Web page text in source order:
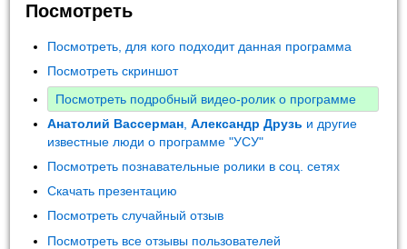
Посмотреть
Посмотреть, для кого подходит данная программа
Посмотреть скриншот
Посмотреть подробный видео-ролик о программе
Анатолий Вассерман ,Александр Друзь и другие
известные люди о программе "УСУ"
Посмотреть познавательные ролики в соц. сетях
Скачать презентацию
Посмотреть случайный отзыв
Посмотреть все отзывы пользователей